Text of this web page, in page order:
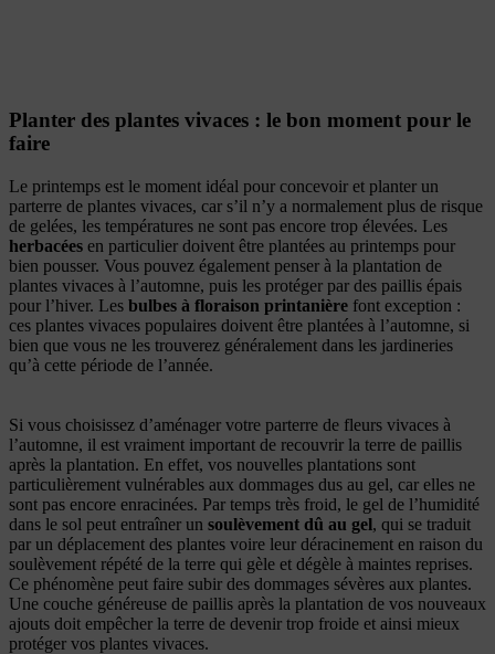
Planter des plantes vivaces : le bon moment pour le
faire
Le printemps est le moment idéal pour concevoir et planter un
parterre de plantes vivaces, car s’il n’y a normalement plus de risque
de gelées, les températures ne sont pas encore trop élevées. Les
herbacées en particulier doivent être plantées au printemps pour
bien pousser. Vous pouvez également penser à la plantation de
plantes vivaces à l’automne, puis les protéger par des paillis épais
pour l’hiver. Les bulbes à floraison printanière font exception :
ces plantes vivaces populaires doivent être plantées à l’automne, si
bien que vous ne les trouverez généralement dans les jardineries
qu’à cette période de l’année.
Si vous choisissez d’aménager votre parterre de fleurs vivaces à
l’automne, il est vraiment important de recouvrir la terre de paillis
après la plantation. En effet, vos nouvelles plantations sont
particulièrement vulnérables aux dommages dus au gel, car elles ne
sont pas encore enracinées. Par temps très froid, le gel de l’humidité
dans le sol peut entraîner un soulèvement dû au gel, qui se traduit
par un déplacement des plantes voire leur déracinement en raison du
soulèvement répété de la terre qui gèle et dégèle à maintes reprises.
Ce phénomène peut faire subir des dommages sévères aux plantes.
Une couche généreuse de paillis après la plantation de vos nouveaux
ajouts doit empêcher la terre de devenir trop froide et ainsi mieux
protéger vos plantes vivaces.